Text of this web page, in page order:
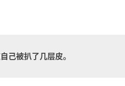
己被扒了几层皮。